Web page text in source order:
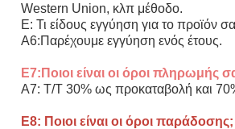
Western Union, κλπ μέθοδο.
Ε: Τι είδους εγγύηση για το προϊόν
Α6:Παρέχουμε εγγύηση ενός έτους.
Ε7:Ποιοι είναι οι όροι πληρωμής
Α7: T/T 30% ως προκαταβολή και
Ε8: Ποιοι είναι οι όροι παράδοσης;